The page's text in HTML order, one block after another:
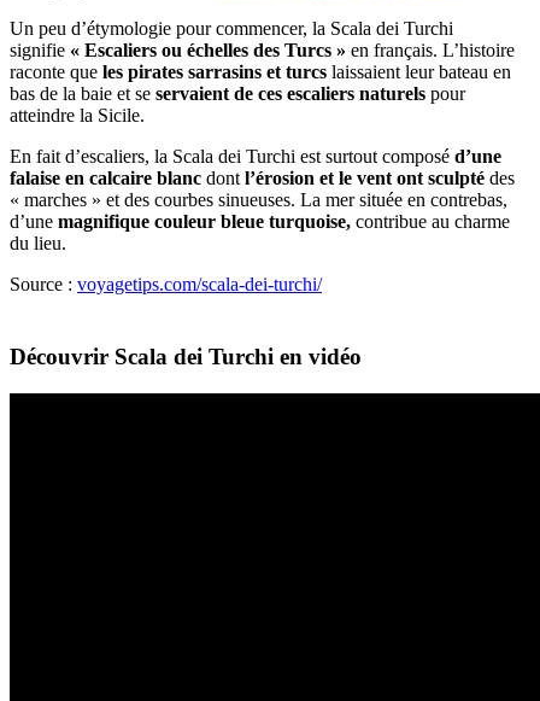
Un peu d’étymologie pour commencer, la Scala dei Turchi
signifie « Escaliers ou échelles des Turcs » en français. L’histoire
raconte que les pirates sarrasins et turcs laissaient leur bateau en
bas de la baie et se servaient de ces escaliers naturels pour
atteindre la Sicile.
En fait d’escaliers, la Scala dei Turchi est surtout composé d’une
falaise en calcaire blanc dont l’érosion et le vent ont sculpté des
« marches » et des courbes sinueuses. La mer située en contrebas,
d’une magnifique couleur bleue turquoise, contribue au charme
du lieu.
Source : voyagetips.com/scala-dei-turchi/
Découvrir Scala dei Turchi en vidéo